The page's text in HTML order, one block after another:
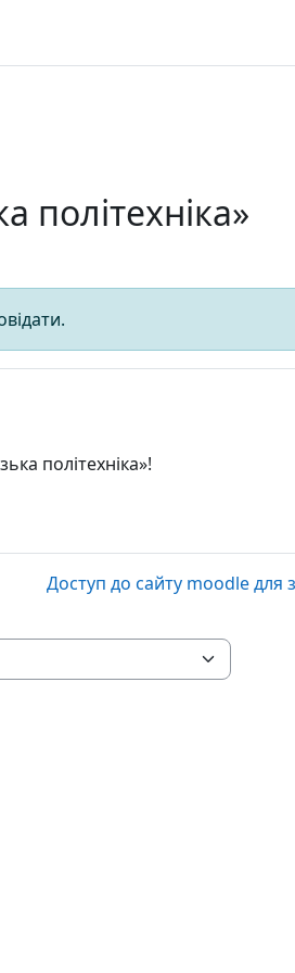
політехніка»
політехніка»!
Доступ до сайту moodle для